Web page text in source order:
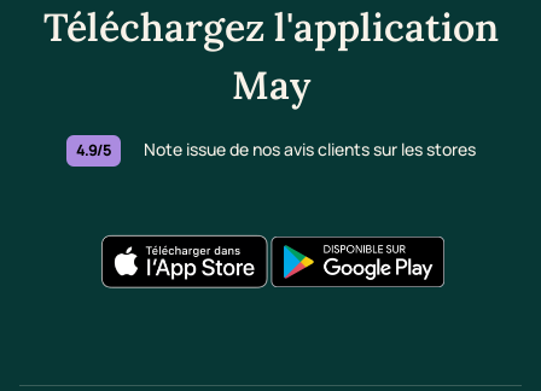
Téléchargez l'application
May
4.9/5 Note issue de nos avis clients sur les stores